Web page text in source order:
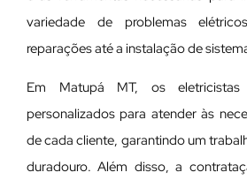
variedade de problemas
reparações até a instalação de
Em Matupá MT, os eletricistas
personalizados para atender às
de cada cliente, garantindo um
duradouro. Além disso, a